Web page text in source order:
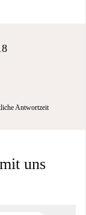
Antwortzeit
uns